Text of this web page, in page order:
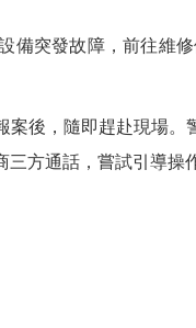
備突發故障，前往維
後，隨即趕赴現場
方通話，嘗試引導操